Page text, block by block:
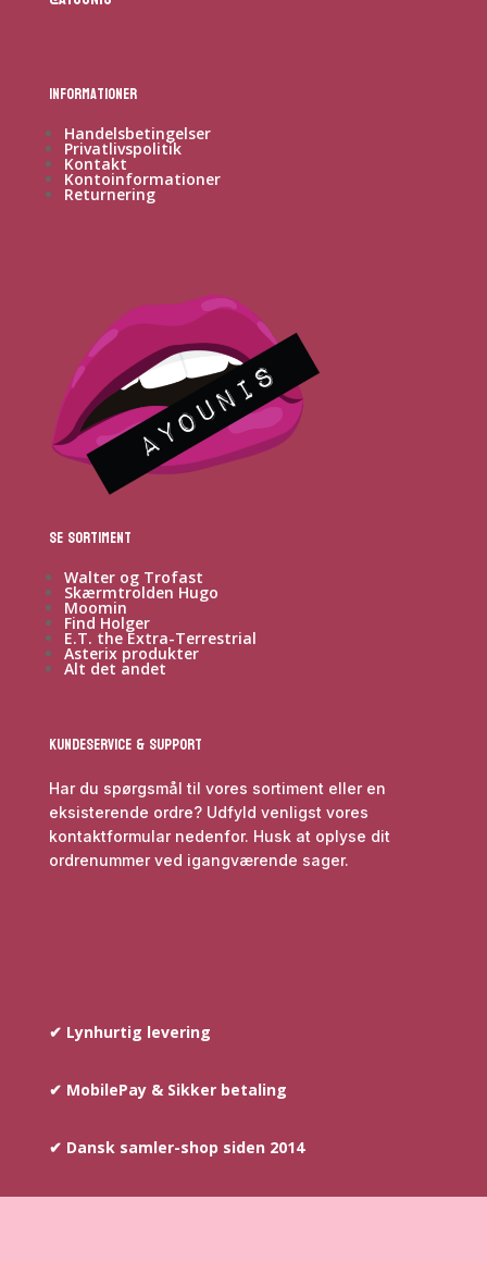
Informationer
Handelsbetingelser
Privatlivspolitik
Kontakt
Kontoinformationer
Returnering
Se sortiment
Walter og Trofast
Skærmtrolden Hugo
Moomin
Find Holger
E.T. the Extra-Terrestrial
Asterix produkter
Alt det andet
Kundeservice & Support
Har du spørgsmål til vores sortiment eller en
eksisterende ordre? Udfyld venligst vores
kontaktformular nedenfor. Husk at oplyse dit
ordrenummer ved igangværende sager.
✔ Lynhurtig levering
✔ MobilePay & Sikker betaling
✔ Dansk samler-shop siden 2014